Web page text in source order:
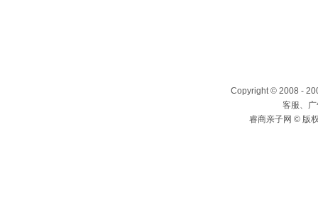
Copyright © 2008 -
客服、
睿商亲子网 © 版